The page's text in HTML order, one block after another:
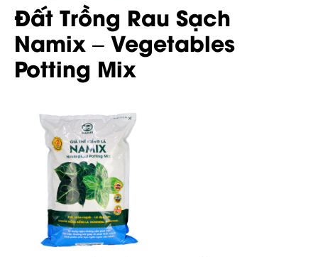
Đất Trồng Rau Sạch
Namix – Vegetables
Potting Mix